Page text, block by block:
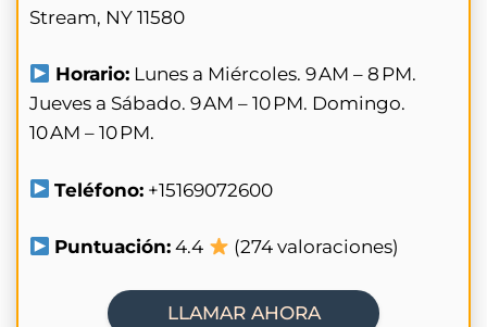
Stream, NY 11580
Horario: Lunes a Miércoles. 9 AM – 8 PM.
Jueves a Sábado. 9 AM – 10 PM. Domingo.
10 AM – 10 PM.
Teléfono: +15169072600
Puntuación: 4.4 (274 valoraciones)
LLAMAR AHORA